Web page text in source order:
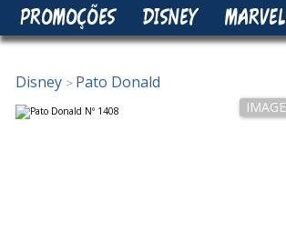
PROMOÇÕES DISNEY MARVEL
Disney > Pato Donald